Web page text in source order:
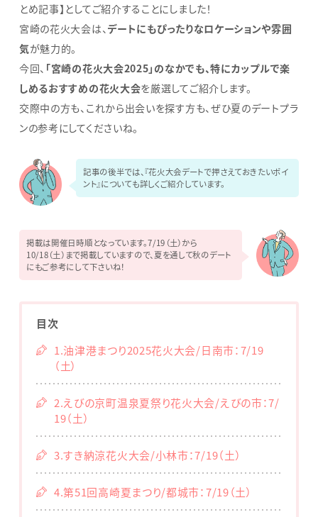
とめ記事】としてご紹介することにしました！
宮崎の花火大会は、デートにもぴったりなロケーションや雰囲
気が魅力的。
今回、 「宮崎の花火大会2025」のなかでも、特にカップルで楽
しめるおすすめの花火大会を厳選してご紹介します。
交際中の方も、これから出会いを探す方も、ぜひ夏のデートプラ
ンの参考にしてくださいね。
記事の後半では、『花火大会デートで押さえておきたいポイ
ント』についても詳しくご紹介しています。
掲載は開催日時順となっています。7/19（土）から
10/18（土）まで掲載していますので、夏を通して秋のデート
にもご参考にして下さいね！
目次
1.油津港まつり2025花火大会/日南市：7/19
（土）
2.えびの京町温泉夏祭り花火大会/えびの市：7/
19（土）
3.すき納涼花火大会/小林市：7/19（土）
4.第51回高崎夏まつり/都城市：7/19（土）